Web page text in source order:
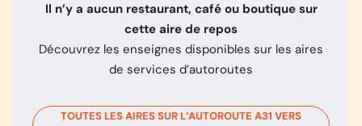
Il n’y a aucun restaurant, café ou boutique sur
cette aire de repos
Découvrez les enseignes disponibles sur les aires
de services d’autoroutes
TOUTES LES AIRES SUR L’AUTOROUTE A31 VERS